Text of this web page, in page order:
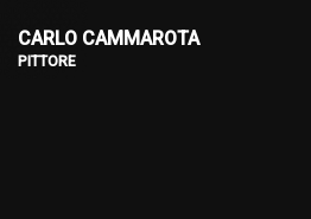
CARLO CAMMAROTA
PITTORE